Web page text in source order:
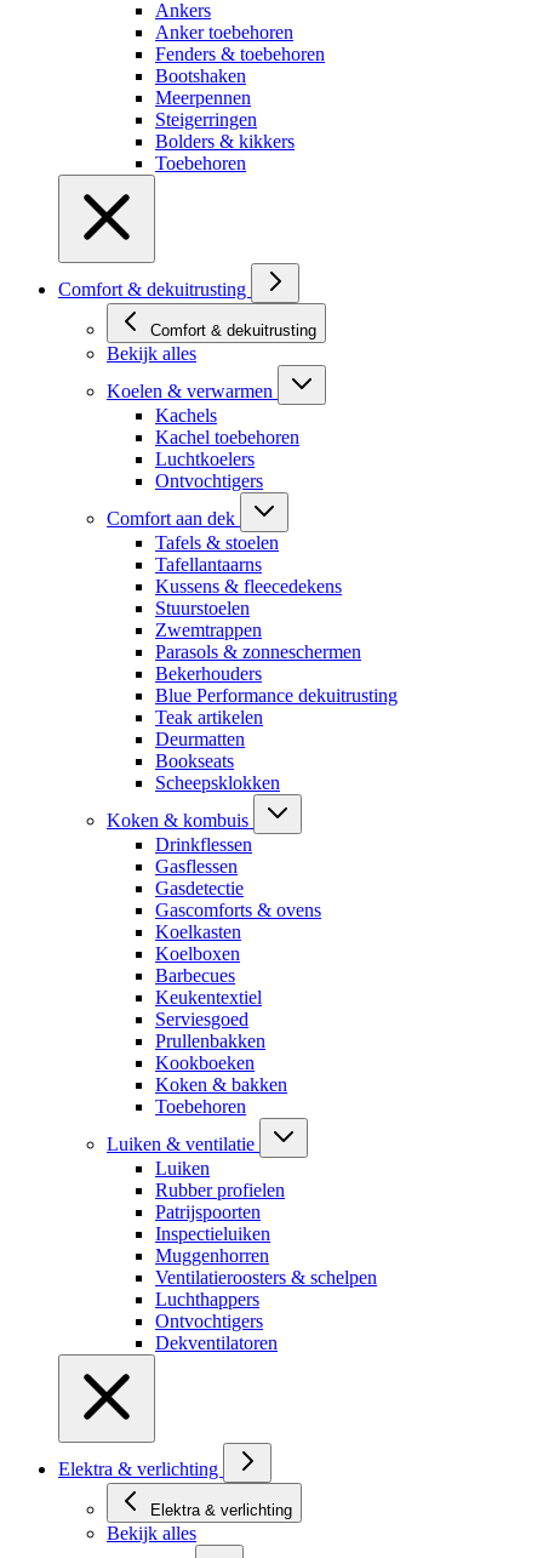
Ankers
Anker toebehoren
Fenders & toebehoren
Bootshaken
Meerpennen
Steigerringen
Bolders & kikkers
Toebehoren
Comfort & dekuitrusting
Comfort & dekuitrusting
Bekijk alles
Koelen & verwarmen
Kachels
Kachel toebehoren
Luchtkoelers
Ontvochtigers
Comfort aan dek
Tafels & stoelen
Tafellantaarns
Kussens & fleecedekens
Stuurstoelen
Zwemtrappen
Parasols & zonneschermen
Bekerhouders
Blue Performance dekuitrusting
Teak artikelen
Deurmatten
Bookseats
Scheepsklokken
Koken & kombuis
Drinkflessen
Gasflessen
Gasdetectie
Gascomforts & ovens
Koelkasten
Koelboxen
Barbecues
Keukentextiel
Serviesgoed
Prullenbakken
Kookboeken
Koken & bakken
Toebehoren
Luiken & ventilatie
Luiken
Rubber profielen
Patrijspoorten
Inspectieluiken
Muggenhorren
Ventilatieroosters & schelpen
Luchthappers
Ontvochtigers
Dekventilatoren
Elektra & verlichting
Elektra & verlichting
Bekijk alles